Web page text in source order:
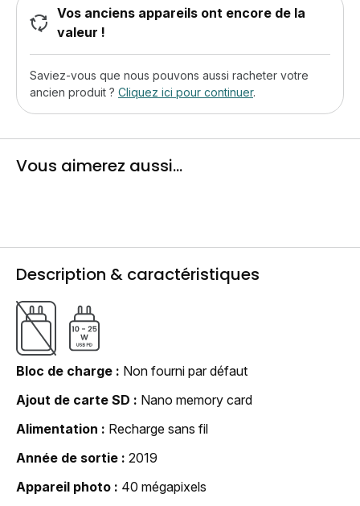
Vos anciens appareils ont encore de la
valeur !
Saviez-vous que nous pouvons aussi racheter votre
ancien produit ? Cliquez ici pour continuer.
Vous aimerez aussi...
Description & caractéristiques
Bloc de charge
Non fourni par défaut
Ajout de carte SD
Nano memory card
Alimentation
Recharge sans fil
Année de sortie
2019
Appareil photo
40 mégapixels